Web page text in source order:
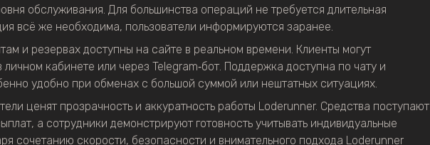
обслуживания. Для большинства операций не требуется длительная
всё же необходима, пользователи информируются заранее.
и резервах доступны на сайте в реальном времени. Клиенты могут
личном кабинете или через Telegram‑бот. Поддержка доступна по чату и
удобно при обменах с большой суммой или нештатных ситуациях.
ценят прозрачность и аккуратность работы Loderunner. Средства поступают
а сотрудники демонстрируют готовность учитывать индивидуальные
сочетанию скорости, безопасности и внимательного подхода Loderunner